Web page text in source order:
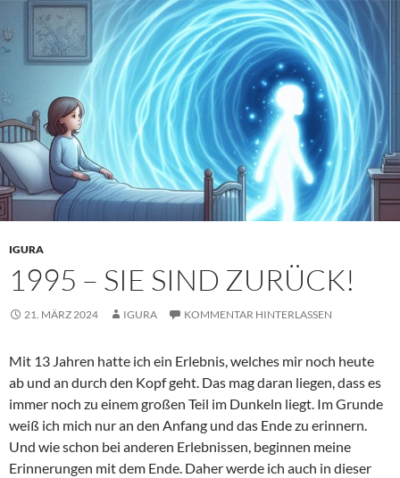
IGURA
1995 – SIE SIND ZURÜCK!
21. MÄRZ 2024 IGURA KOMMENTAR HINTERLASSEN
Mit 13 Jahren hatte ich ein Erlebnis, welches mir noch heute
ab und an durch den Kopf geht. Das mag daran liegen, dass es
immer noch zu einem großen Teil im Dunkeln liegt. Im Grunde
weiß ich mich nur an den Anfang und das Ende zu erinnern.
Und wie schon bei anderen Erlebnissen, beginnen meine
Erinnerungen mit dem Ende. Daher werde ich auch in dieser